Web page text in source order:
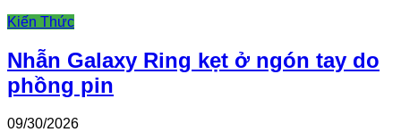
Kiến Thức
Nhẫn Galaxy Ring kẹt ở ngón tay do
phồng pin
09/30/2026